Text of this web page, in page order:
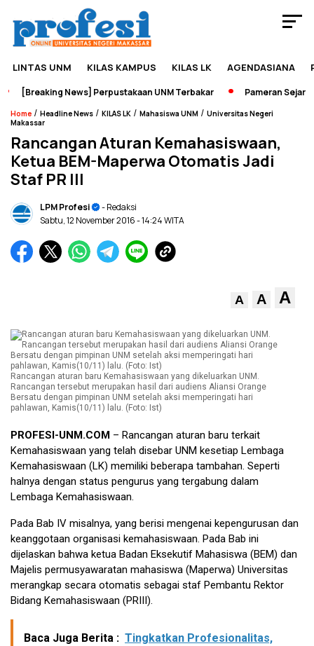
LINTAS UNM KILAS KAMPUS KILAS LK AGENDASIANA
[Breaking News] Perpustakaan UNM Terbakar Pameran Sejarah
Home / Headline News / KILAS LK / Mahasiswa UNM / Universitas Negeri
Makassar
Rancangan Aturan Kemahasiswaan,
Ketua BEM-Maperwa Otomatis Jadi
Staf PR III
LPM Profesi
- Redaksi
Sabtu, 12 November 2016- 14:24 WITA
A A A
Rancangan aturan baru Kemahasiswaan yang dikeluarkan UNM.
Rancangan tersebut merupakan hasil dari audiens Aliansi Orange
Bersatu dengan pimpinan UNM setelah aksi memperingati hari
pahlawan, Kamis(10/11) lalu. (Foto: Ist)
PROFESI-UNM.COM – Rancangan aturan baru terkait
Kemahasiswaan yang telah disebar UNM kesetiap Lembaga
Kemahasiswaan (LK) memiliki beberapa tambahan. Seperti
halnya dengan status pengurus yang tergabung dalam
Lembaga Kemahasiswaan.
Pada Bab IV misalnya, yang berisi mengenai kepengurusan dan
keanggotaan organisasi kemahasiswaan. Pada Bab ini
dijelaskan bahwa ketua Badan Eksekutif Mahasiswa (BEM) dan
Majelis permusyawaratan mahasiswa (Maperwa) Universitas
merangkap secara otomatis sebagai staf Pembantu Rektor
Bidang Kemahasiswaan (PRIII).
Baca Juga Berita : Tingkatkan Profesionalitas,